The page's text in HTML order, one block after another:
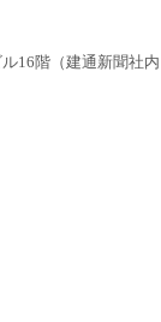
16階（建通新聞社